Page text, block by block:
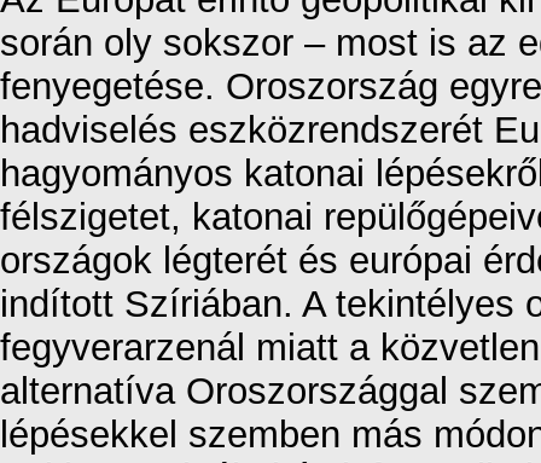
során oly sokszor – most is az
fenyegetése. Oroszország
hadviselés eszközrendszerét
hagyományos katonai
félszigetet, katonai
országok légterét és európai
indított Szíriában. A tekintélyes
fegyverarzenál miatt a
alternatíva Oroszországgal
lépésekkel szemben más